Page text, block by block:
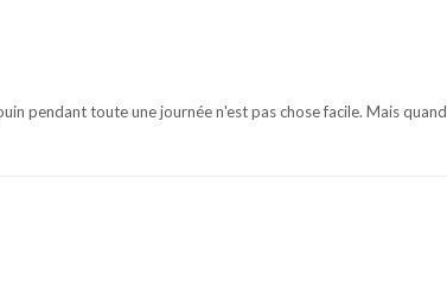
pendant toute une journée n'est pas chose facile. Mais